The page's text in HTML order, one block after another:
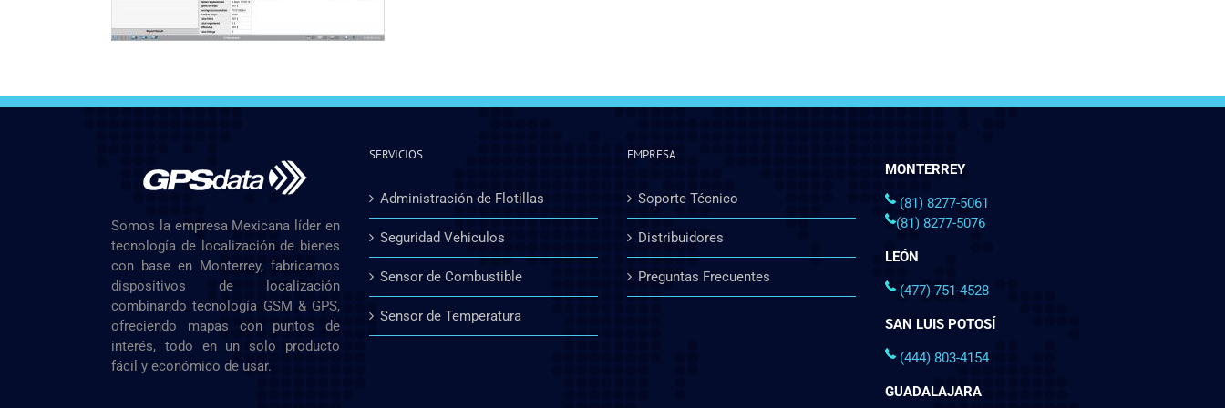
Somos la empresa Mexicana líder en
tecnología de localización de bienes
con base en Monterrey, fabricamos
dispositivos de localización
combinando tecnología GSM & GPS,
ofreciendo mapas con puntos de
interés, todo en un solo producto
fácil y económico de usar.
SERVICIOS
Administración de Flotillas
Seguridad Vehiculos
Sensor de Combustible
Sensor de Temperatura
EMPRESA
Soporte Técnico
Distribuidores
Preguntas Frecuentes
MONTERREY
(81) 8277-5061
(81) 8277-5076
LEÓN
(477) 751-4528
SAN LUIS POTOSÍ
(444) 803-4154
GUADALAJARA